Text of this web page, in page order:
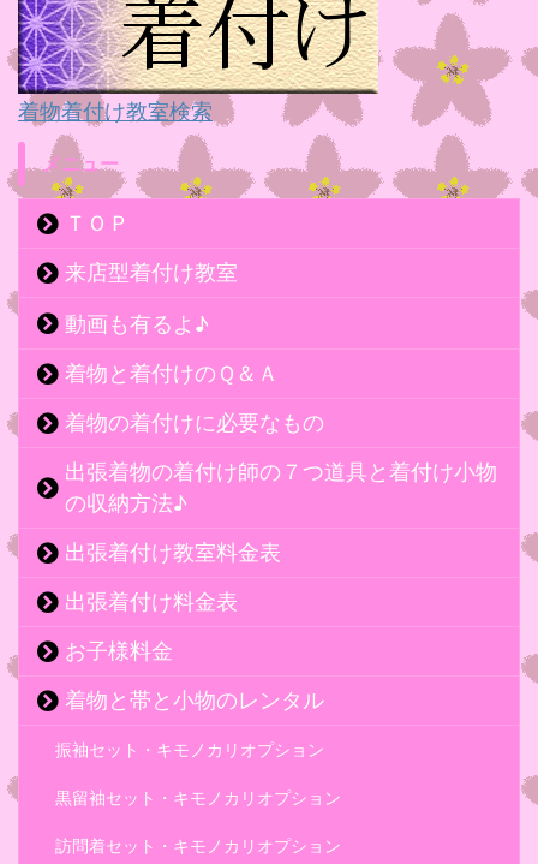
着物着付け教室検索
メニュー
ＴＯＰ
来店型着付け教室
動画も有るよ♪
着物と着付けのＱ＆Ａ
着物の着付けに必要なもの
出張着物の着付け師の７つ道具と着付け小物
の収納方法♪
出張着付け教室料金表
出張着付け料金表
お子様料金
着物と帯と小物のレンタル
振袖セット・キモノカリオプション
黒留袖セット・キモノカリオプション
訪問着セット・キモノカリオプション